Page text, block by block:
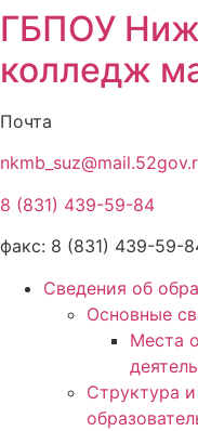
ГБПОУ
колледж
Почта
8 (831) 439-59-84
факс: 8 (831) 439-59-
Сведения об
Основные
Места
Структура